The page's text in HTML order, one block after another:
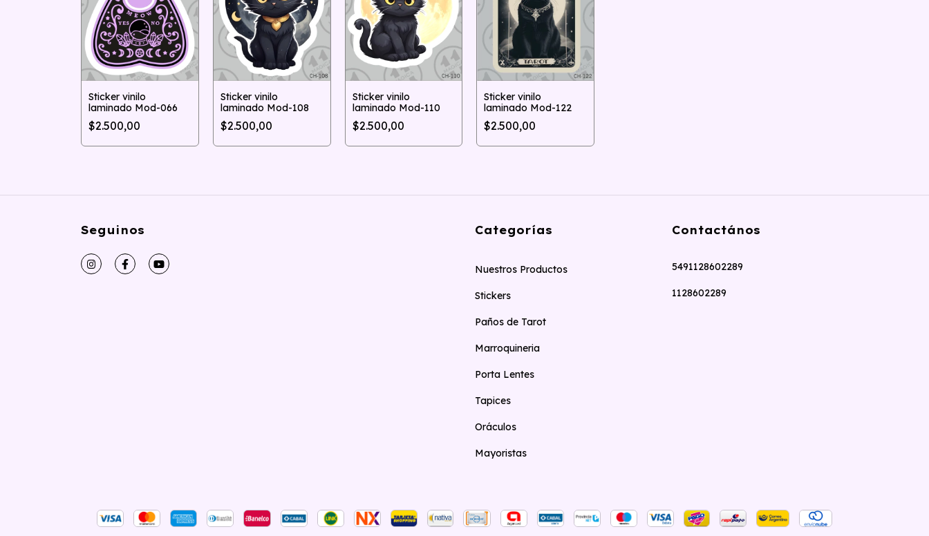
Sticker vinilo
laminado Mod-066
$2.500,00
Sticker vinilo
laminado Mod-108
$2.500,00
Sticker vinilo
laminado Mod-110
$2.500,00
Sticker vinilo
laminado Mod-122
$2.500,00
Seguinos Categorías
Nuestros Productos
Stickers
Paños de Tarot
Marroquineria
Porta Lentes
Tapices
Oráculos
Mayoristas
Contactános
5491128602289
1128602289